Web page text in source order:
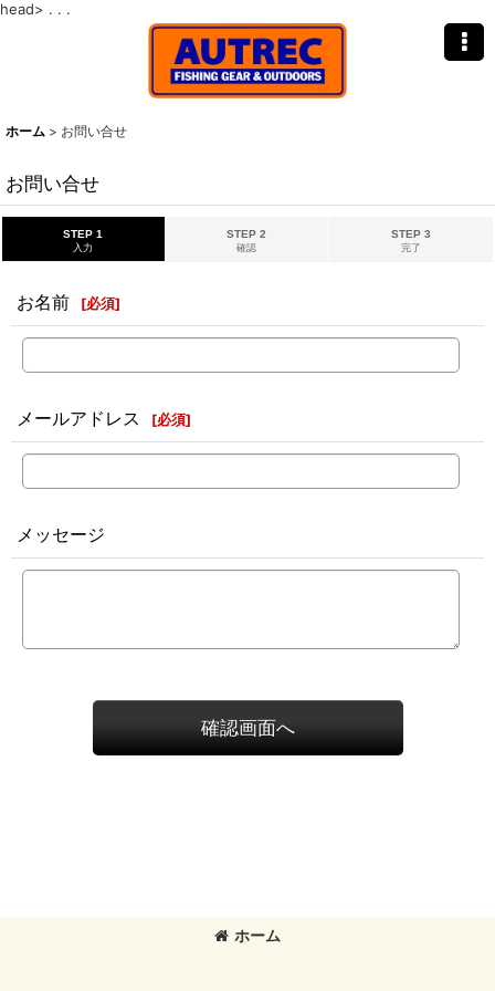
head> . . .
ホーム > お問い合せ
お問い合せ
STEP 1
入力
STEP 2
確認
STEP 3
完了
お名前 [必須]
メールアドレス [必須]
メッセージ
確認画面へ
ホーム